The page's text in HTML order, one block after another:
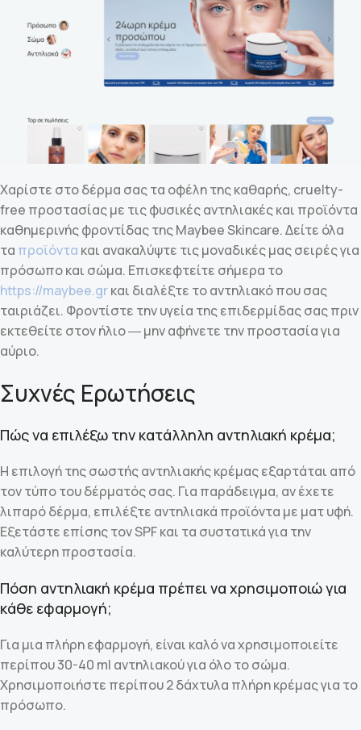
Χαρίστε στο δέρμα σας τα οφέλη της καθαρής, cruelty-
free προστασίας με τις φυσικές αντηλιακές και προϊόντα
καθημερινής φροντίδας της Maybee Skincare. Δείτε όλα
τα προϊόντα και ανακαλύψτε τις μοναδικές μας σειρές για
πρόσωπο και σώμα. Επισκεφτείτε σήμερα το
https://maybee.grκαι διαλέξτε το αντηλιακό που σας
ταιριάζει. Φροντίστε την υγεία της επιδερμίδας σας πριν
εκτεθείτε στον ήλιο ― μην αφήνετε την προστασία για
αύριο.
Συχνές Ερωτήσεις
Πώς να επιλέξω την κατάλληλη αντηλιακή κρέμα;
Η επιλογή της σωστής αντηλιακής κρέμας εξαρτάται από
τον τύπο του δέρματός σας. Για παράδειγμα, αν έχετε
λιπαρό δέρμα, επιλέξτε αντηλιακά προϊόντα με ματ υφή.
Εξετάστε επίσης τον SPF και τα συστατικά για την
καλύτερη προστασία.
Πόση αντηλιακή κρέμα πρέπει να χρησιμοποιώ για
κάθε εφαρμογή;
Για μια πλήρη εφαρμογή, είναι καλό να χρησιμοποιείτε
περίπου 30-40 ml αντηλιακού για όλο το σώμα.
Χρησιμοποιήστε περίπου 2 δάχτυλα πλήρη κρέμας για το
πρόσωπο.